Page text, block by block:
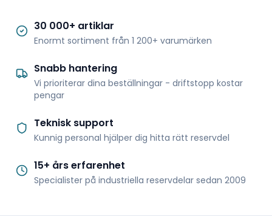
30 000+ artiklar
Enormt sortiment från 1 200+ varumärken
Snabb hantering
Vi prioriterar dina beställningar - driftstopp kostar
pengar
Teknisk support
Kunnig personal hjälper dig hitta rätt reservdel
15+ års erfarenhet
Specialister på industriella reservdelar sedan 2009